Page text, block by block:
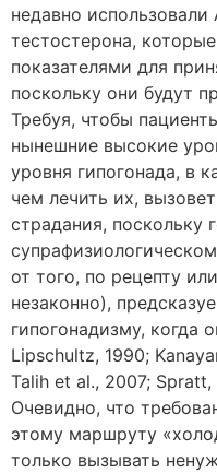
недавно
тестостерона,
показателями для
поскольку они будут
Требуя, чтобы
нынешние высокие
уровня гипогонада, в
чем лечить их,
страдания, поскольку
от того, по рецепту
незаконно),
гипогонадизму, когда
Lipschultz, 1990;
Talih et al., 2007;
Очевидно, что
этому маршруту
только вызывать